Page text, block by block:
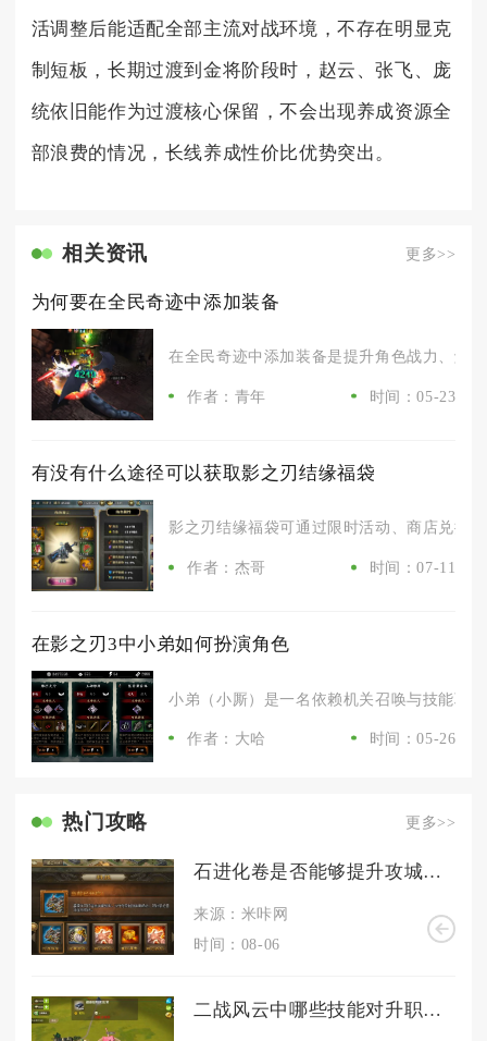
活调整后能适配全部主流对战环境，不存在明显克
制短板，长期过渡到金将阶段时，赵云、张飞、庞
统依旧能作为过渡核心保留，不会出现养成资源全
部浪费的情况，长线养成性价比优势突出。
相关资讯 更多>>
为何要在全民奇迹中添加装备
在全民奇迹中添加装备是提升角色战力、解
作者：青年 时间：05-23
有没有什么途径可以获取影之刃结缘福袋
影之刃结缘福袋可通过限时活动、商店兑换
作者：杰哥 时间：07-11
在影之刃3中小弟如何扮演角色
小弟（小厮）是一名依赖机关召唤与技能联
作者：大哈 时间：05-26
热门攻略 更多>>
石进化卷是否能够提升攻城掠地技能效果
来源：米咔网
时间：08-06
二战风云中哪些技能对升职至关重要